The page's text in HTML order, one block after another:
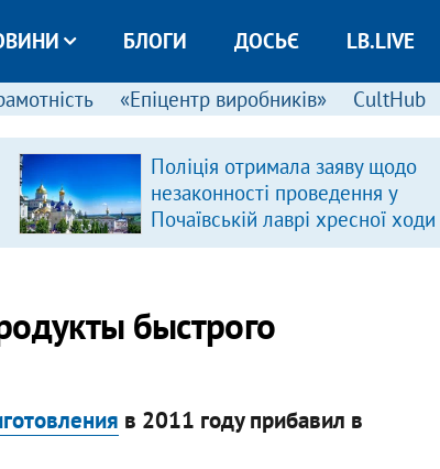
БЛОГИ ДОСЬЄ LB.LIVE
«Епіцентр виробників» CultHub
Поліція отримала заяву щодо
незаконності проведення у
Почаївській лаврі хресної ходи
быстрого
в 2011 году прибавил в